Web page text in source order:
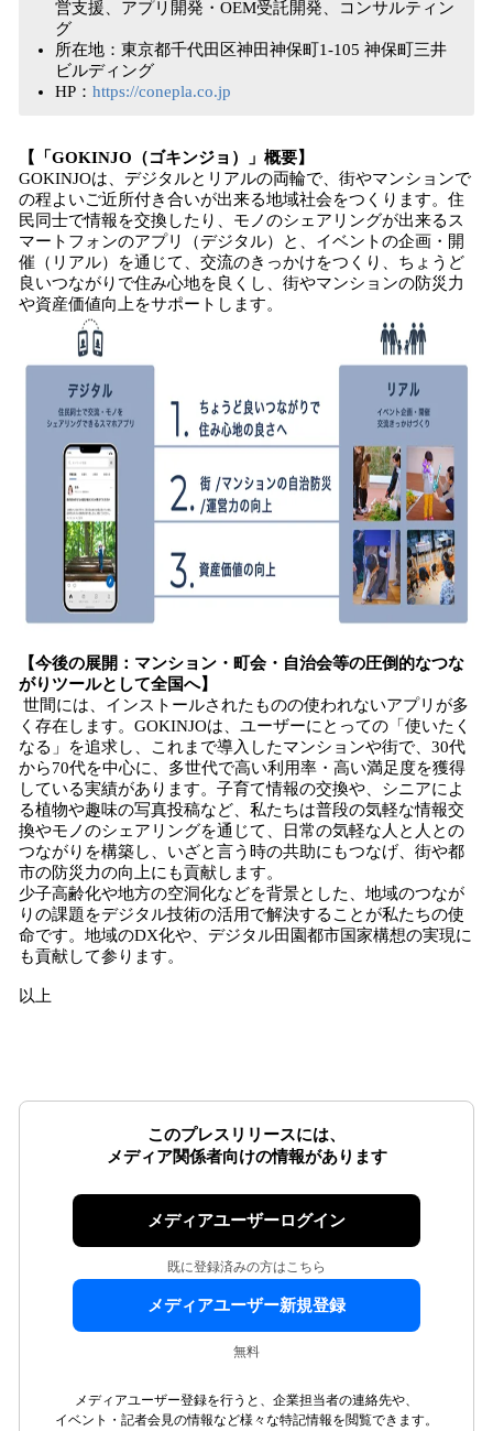
営支援、アプリ開発・OEM受託開発、コンサルティン
グ
所在地：東京都千代田区神田神保町1-105 神保町三井
ビルディング
HP： https://conepla.co.jp
【「GOKINJO（ゴキンジョ）」概要】
GOKINJOは、デジタルとリアルの両輪で、街やマンションで
の程よいご近所付き合いが出来る地域社会をつくります。住
民同士で情報を交換したり、モノのシェアリングが出来るス
マートフォンのアプリ（デジタル）と、イベントの企画・開
催（リアル）を通じて、交流のきっかけをつくり、ちょうど
良いつながりで住み心地を良くし、街やマンションの防災力
や資産価値向上をサポートします。
【今後の展開：マンション・町会・自治会等の圧倒的なつな
がりツールとして全国へ】
世間には、インストールされたものの使われないアプリが多
く存在します。GOKINJOは、ユーザーにとっての「使いたく
なる」を追求し、これまで導入したマンションや街で、30代
から70代を中心に、多世代で高い利用率・高い満足度を獲得
している実績があります。子育て情報の交換や、シニアによ
る植物や趣味の写真投稿など、私たちは普段の気軽な情報交
換やモノのシェアリングを通じて、日常の気軽な人と人との
つながりを構築し、いざと言う時の共助にもつなげ、街や都
市の防災力の向上にも貢献します。
少子高齢化や地方の空洞化などを背景とした、地域のつなが
りの課題をデジタル技術の活用で解決することが私たちの使
命です。地域のDX化や、デジタル田園都市国家構想の実現に
も貢献して参ります。
以上
このプレスリリースには、
メディア関係者向けの情報があります
メディアユーザーログイン
既に登録済みの方はこちら
メディアユーザー新規登録
無料
メディアユーザー登録を行うと、企業担当者の連絡先や、
イベント・記者会見の情報など様々な特記情報を閲覧できます。